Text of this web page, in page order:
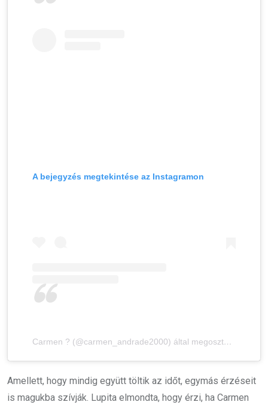
A bejegyzés megtekintése az Instagramon
Carmen ? (@carmen_andrade2000) által megosztott bejegyzés
Amellett, hogy mindig együtt töltik az időt, egymás érzéseit
is magukba szívják. Lupita elmondta, hogy érzi, ha Carmen